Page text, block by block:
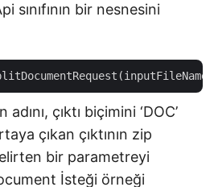
sınıfının bir nesnesini
çıktı biçimini ‘DOC’
çıkan çıktının zip
bir parametreyi
İsteği örneği